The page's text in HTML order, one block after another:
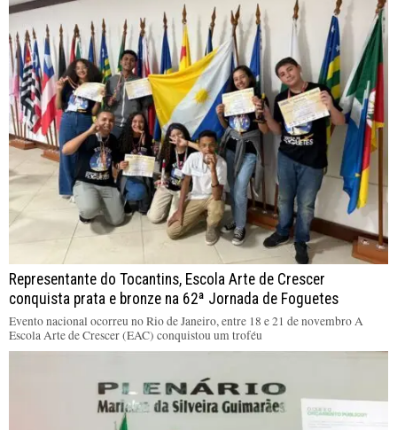
Representante do Tocantins, Escola Arte de Crescer
conquista prata e bronze na 62ª Jornada de Foguetes
Evento nacional ocorreu no Rio de Janeiro, entre 18 e 21 de novembro A
Escola Arte de Crescer (EAC) conquistou um troféu